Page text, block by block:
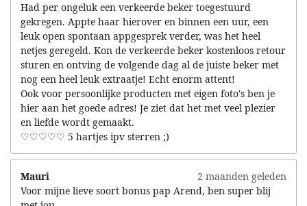
Had per ongeluk een verkeerde beker toegestuurd
gekregen. Appte haar hierover en binnen een uur, een
leuk open spontaan appgesprek verder, was het heel
netjes geregeld. Kon de verkeerde beker kostenloos retour
sturen en ontving de volgende dag al de juiste beker met
nog een heel leuk extraatje! Echt enorm attent!
Ook voor persoonlijke producten met eigen foto's ben je
hier aan het goede adres! Je ziet dat het met veel plezier
en liefde wordt gemaakt.
♡♡♡♡♡ 5 hartjes ipv sterren ;)
Mauri
2 maanden geleden
Voor mijne lieve soort bonus pap Arend, ben super blij